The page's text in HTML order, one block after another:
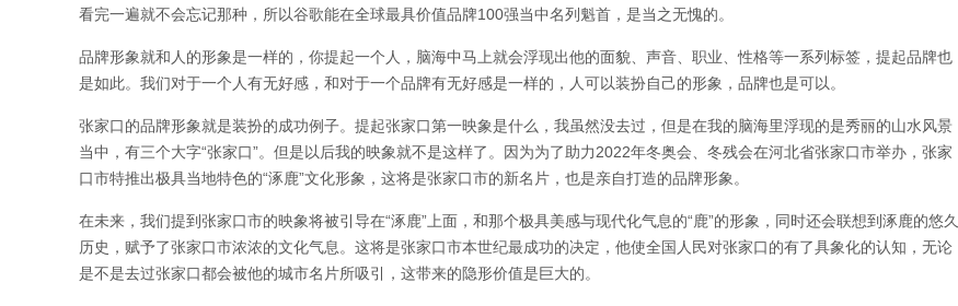
看完一遍就不会忘记那种，所以谷歌能在全球最具价值品牌100强当中名列魁首，是当之无愧的。
品牌形象就和人的形象是一样的，你提起一个人，脑海中马上就会浮现出他的面貌、声音、职业、性格等一系列标签，提起品牌也
是如此。我们对于一个人有无好感，和对于一个品牌有无好感是一样的，人可以装扮自己的形象，品牌也是可以。
张家口的品牌形象就是装扮的成功例子。提起张家口第一映象是什么，我虽然没去过，但是在我的脑海里浮现的是秀丽的山水风景
当中，有三个大字“张家口”。但是以后我的映象就不是这样了。因为为了助力2022年冬奥会、冬残会在河北省张家口市举办，张家
口市特推出极具当地特色的“涿鹿”文化形象，这将是张家口市的新名片，也是亲自打造的品牌形象。
在未来，我们提到张家口市的映象将被引导在“涿鹿”上面，和那个极具美感与现代化气息的“鹿”的形象，同时还会联想到涿鹿的悠久
历史，赋予了张家口市浓浓的文化气息。这将是张家口市本世纪最成功的决定，他使全国人民对张家口的有了具象化的认知，无论
是不是去过张家口都会被他的城市名片所吸引，这带来的隐形价值是巨大的。